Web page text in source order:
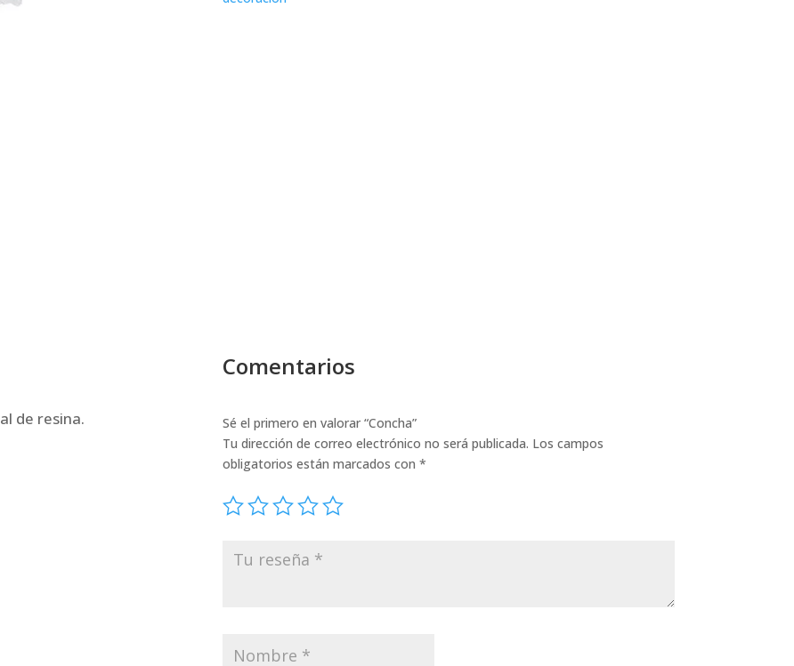
de resina.
Comentarios
Sé el primero en valorar “Concha”
Tu dirección de correo electrónico no será publicada. Los campos
obligatorios están marcados con *